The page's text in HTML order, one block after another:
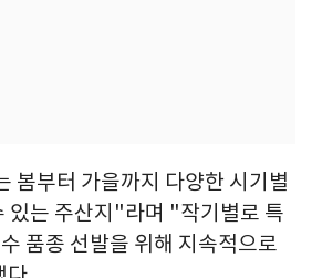
봄부터 가을까지 다양한 시기별
있는 주산지"라며 "작기별로 특
품종 선발을 위해 지속적으로